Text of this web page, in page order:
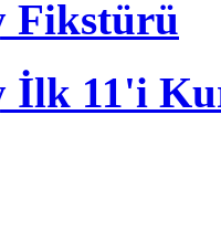
Fikstürü
İlk 11'i